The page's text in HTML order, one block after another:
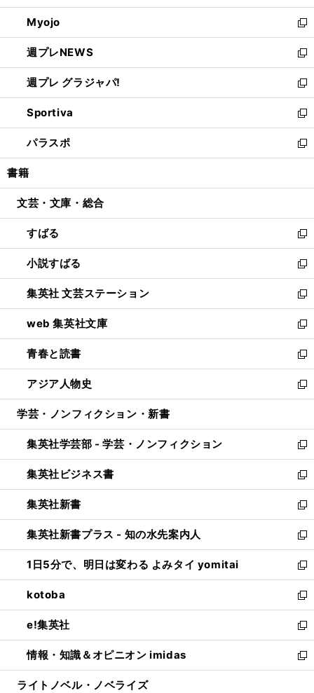
開
く
ウ
で
開
く
ン
ド
ウ
で
開
く
ウ
ィ
ン
ド
ウ
で
開
く
Myojo
新
し
い
ウ
ィ
ン
ド
ウ
で
開
週プレNEWS
新
し
い
ウ
ィ
ン
ド
ウ
開
週プレ グラジャパ!
新
し
い
ウ
ィ
ン
ウ
開
く
Sportiva
新
し
い
ウ
ン
ウ
で
開
く
パラスポ
新
し
ウ
ン
ド
ウ
で
開
く
書籍
文芸・文庫・総合
すばる
新
し
い
ウ
ィ
ン
ド
ウ
で
開
く
小説すばる
新
し
い
ウ
ィ
ン
ド
ウ
で
開
集英社 文芸ステーション
新
し
い
ウ
ィ
ン
ド
ウ
開
く
web 集英社文庫
新
し
い
ウ
ィ
ン
ウ
で
開
く
青春と読書
新
し
い
ウ
ン
ド
ウ
で
開
く
アジア人物史
新
し
ウ
ィ
ン
ド
ウ
で
開
く
学芸・ノンフィクション・新書
集英社学芸部 - 学芸・ノンフィクション
新
し
い
ウ
ィ
ン
ド
ウ
で
開
く
集英社ビジネス書
新
し
い
ウ
ィ
ン
ド
ウ
で
開
く
集英社新書
新
し
い
ウ
ィ
ン
ド
ウ
で
開
く
集英社新書プラス - 知の水先案内人
新
し
い
ウ
ィ
ン
ド
ウ
で
開
1日5分で、明日は変わる よみタイ yomitai
新
し
い
ウ
ィ
ン
ド
ウ
kotoba
新
し
い
ウ
ィ
ン
e!集英社
新
し
い
ウ
情報・知識＆オピニオン imidas
新
し
ライトノベル・ノベライズ